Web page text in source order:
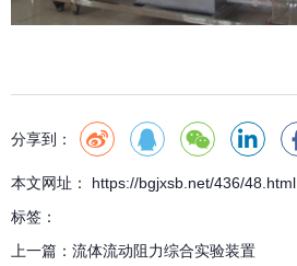
分享到：
本文网址： https://bgjxsb.net/436/48.html
标签：
上一篇： 流体流动阻力综合实验装置